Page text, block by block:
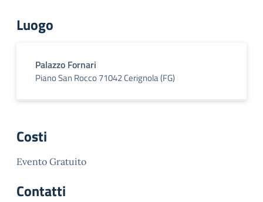
Luogo
Palazzo Fornari
Piano San Rocco 71042 Cerignola (FG)
Costi
Evento Gratuito
Contatti